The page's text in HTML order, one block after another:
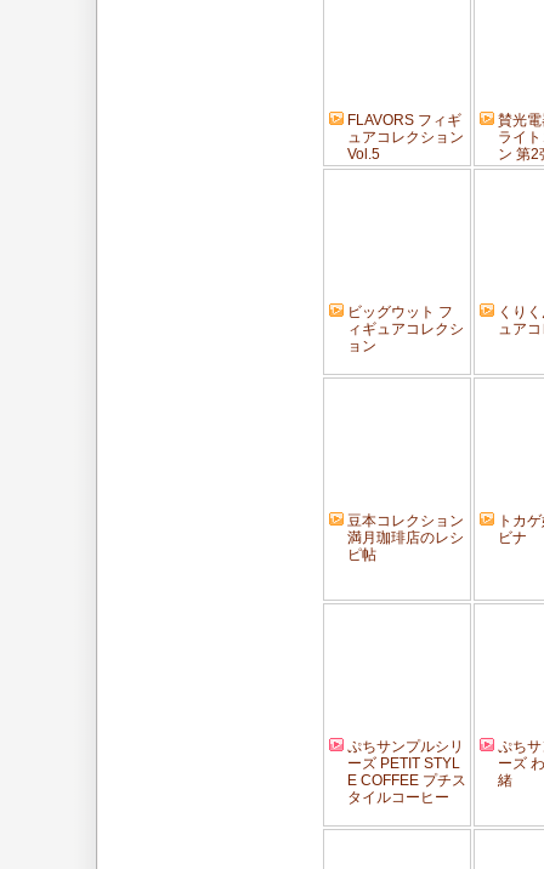
FLAVORS フィギ
ュアコレクション
Vol.5
賛光
ライ
ン 第2
ビッグウット フ
ィギュアコレクシ
ョン
くり
ュア
豆本コレクション
満月珈琲店のレシ
ピ帖
トカ
ビナ
ぷちサンプルシリ
ーズ PETIT STYL
E COFFEE プチス
タイルコーヒー
ぷち
ーズ
緒